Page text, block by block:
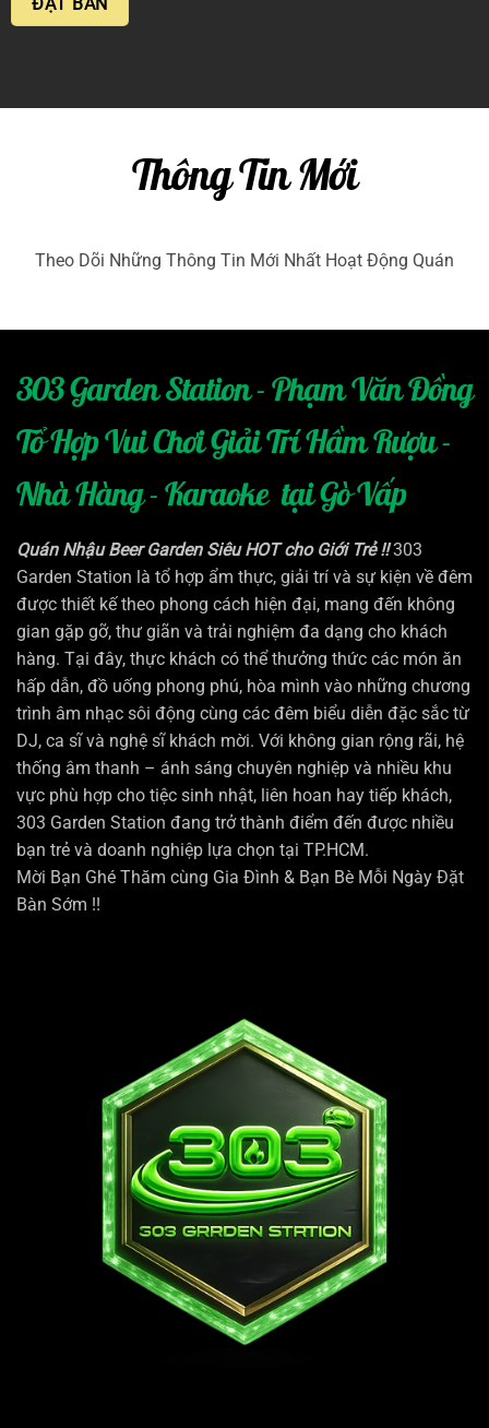
Thông Tin Mới
Theo Dõi Những Thông Tin Mới Nhất Hoạt Động Quán
303 Garden Station - Phạm Văn Đồng
Tổ Hợp Vui Chơi Giải Trí Hầm Rượu -
Nhà Hàng - Karaoke tại Gò Vấp
Quán Nhậu Beer Garden Siêu HOT cho Giới Trẻ !! 303
Garden Station là tổ hợp ẩm thực, giải trí và sự kiện về đêm
được thiết kế theo phong cách hiện đại, mang đến không
gian gặp gỡ, thư giãn và trải nghiệm đa dạng cho khách
hàng. Tại đây, thực khách có thể thưởng thức các món ăn
hấp dẫn, đồ uống phong phú, hòa mình vào những chương
trình âm nhạc sôi động cùng các đêm biểu diễn đặc sắc từ
DJ, ca sĩ và nghệ sĩ khách mời. Với không gian rộng rãi, hệ
thống âm thanh – ánh sáng chuyên nghiệp và nhiều khu
vực phù hợp cho tiệc sinh nhật, liên hoan hay tiếp khách,
303 Garden Station đang trở thành điểm đến được nhiều
bạn trẻ và doanh nghiệp lựa chọn tại TP.HCM.
Mời Bạn Ghé Thăm cùng Gia Đình & Bạn Bè Mỗi Ngày Đặt
Bàn Sớm !!